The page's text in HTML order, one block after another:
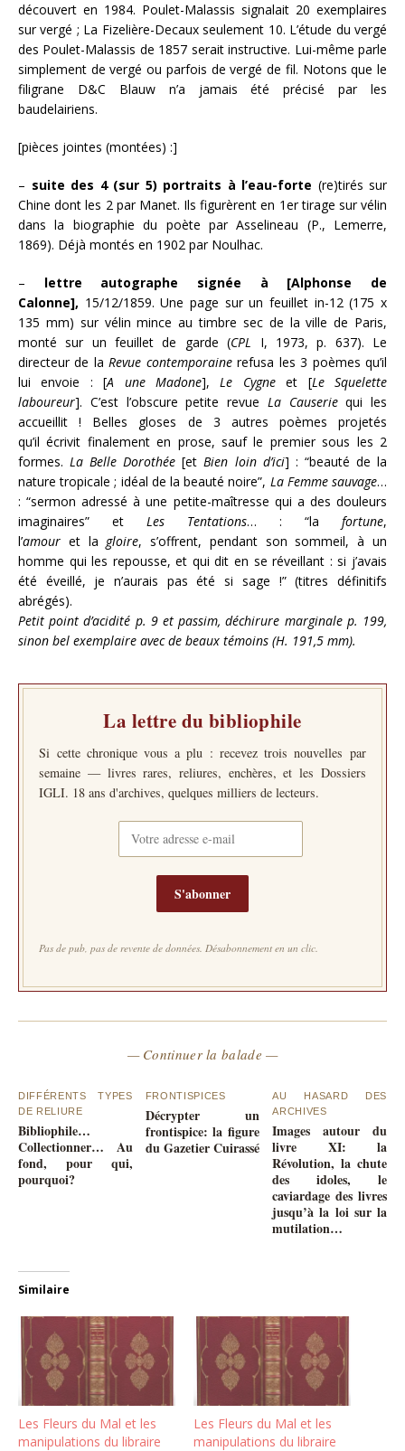
découvert en 1984. Poulet-Malassis signalait 20 exemplaires
sur vergé ; La Fizelière-Decaux seulement 10. L’étude du vergé
des Poulet-Malassis de 1857 serait instructive. Lui-même parle
simplement de vergé ou parfois de vergé de fil. Notons que le
filigrane D&C Blauw n’a jamais été précisé par les
baudelairiens.
[pièces jointes (montées) :]
– suite des 4 (sur 5) portraits à l’eau-forte (re)tirés sur
Chine dont les 2 par Manet. Ils figurèrent en 1er tirage sur vélin
dans la biographie du poète par Asselineau (P., Lemerre,
1869). Déjà montés en 1902 par Noulhac.
– lettre autographe signée à [Alphonse de
Calonne], 15/12/1859. Une page sur un feuillet in-12 (175 x
135 mm) sur vélin mince au timbre sec de la ville de Paris,
monté sur un feuillet de garde (CPL I, 1973, p. 637). Le
directeur de laRevue contemporainerefusa les 3 poèmes qu’il
lui envoie : [A une Madone],Le Cygneet [Le Squelette
laboureur]. C’est l’obscure petite revue La Causeriequi les
accueillit ! Belles gloses de 3 autres poèmes projetés
qu’il écrivit finalement en prose, sauf le premier sous les 2
formes.La Belle Dorothée [etBien loin d’ici] : “beauté de la
nature tropicale ; idéal de la beauté noire”, La Femme sauvage…
: “sermon adressé à une petite-maîtresse qui a des douleurs
imaginaires” et Les Tentations… : “la fortune,
l’amour et la gloire, s’offrent, pendant son sommeil, à un
homme qui les repousse, et qui dit en se réveillant : si j’avais
été éveillé, je n’aurais pas été si sage !” (titres définitifs
abrégés).
Petit point d’acidité p. 9 et passim, déchirure marginale p. 199,
sinon bel exemplaire avec de beaux témoins (H. 191,5 mm).
La lettre du bibliophile
Si cette chronique vous a plu : recevez trois nouvelles par
semaine — livres rares, reliures, enchères, et les Dossiers
IGLI. 18 ans d'archives, quelques milliers de lecteurs.
S'abonner
Pas de pub, pas de revente de données. Désabonnement en un clic.
— Continuer la balade —
DIFFÉRENTS TYPES
DE RELIURE
Bibliophile…
Collectionner… Au
fond, pour qui,
pourquoi?
FRONTISPICES
Décrypter un
frontispice: la figure
du Gazetier Cuirassé
AU HASARD DES
ARCHIVES
Images autour du
livre XI: la
Révolution, la chute
des idoles, le
caviardage des livres
jusqu’à la loi sur la
mutilation…
Similaire
Les Fleurs du Mal et les
manipulations du libraire
Les Fleurs du Mal et les
manipulations du libraire